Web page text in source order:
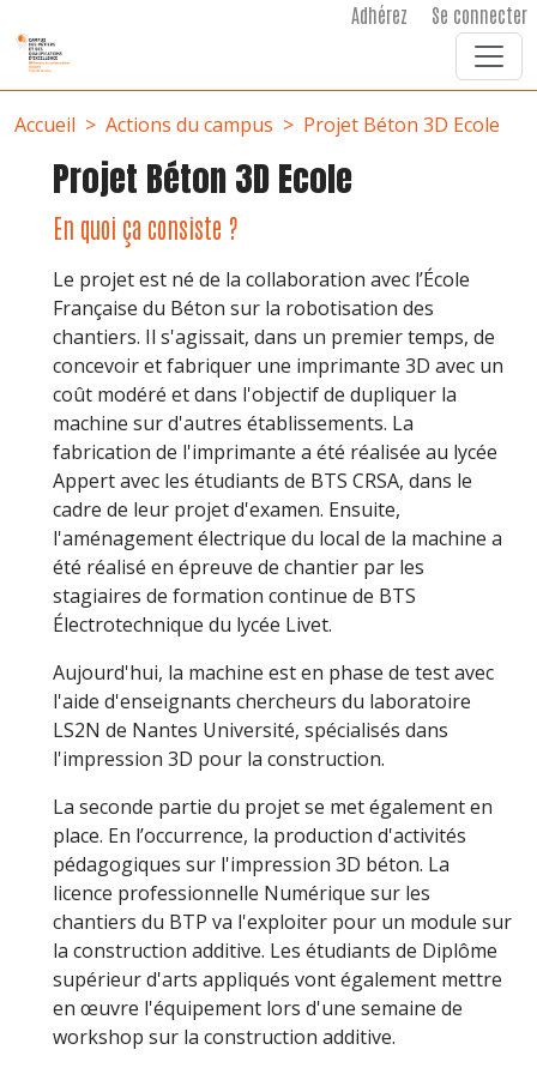
Adhérez Se connecter
Fil d'Ariane
Accueil Actions du campus Projet Béton 3D Ecole
Projet Béton 3D Ecole
En quoi ça consiste ?
Le projet est né de la collaboration avec l’École
Française du Béton sur la robotisation des
chantiers. Il s'agissait, dans un premier temps, de
concevoir et fabriquer une imprimante 3D avec un
coût modéré et dans l'objectif de dupliquer la
machine sur d'autres établissements. La
fabrication de l'imprimante a été réalisée au lycée
Appert avec les étudiants de BTS CRSA, dans le
cadre de leur projet d'examen. Ensuite,
l'aménagement électrique du local de la machine a
été réalisé en épreuve de chantier par les
stagiaires de formation continue de BTS
Électrotechnique du lycée Livet.
Aujourd'hui, la machine est en phase de test avec
l'aide d'enseignants chercheurs du laboratoire
LS2N de Nantes Université, spécialisés dans
l'impression 3D pour la construction.
La seconde partie du projet se met également en
place. En l’occurrence, la production d'activités
pédagogiques sur l'impression 3D béton. La
licence professionnelle Numérique sur les
chantiers du BTP va l'exploiter pour un module sur
la construction additive. Les étudiants de Diplôme
supérieur d'arts appliqués vont également mettre
en œuvre l'équipement lors d'une semaine de
workshop sur la construction additive.